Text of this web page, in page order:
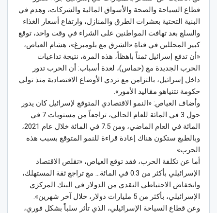
قطاع السياحة والصحة والأسواق المالية والشركات، وهدم في
البنية التحتية بعشرات الطرق والمنازل، وارتفاع أسعار الغذاء
والسلع بعد تهافت المواطنين على الشراء في وقت واحد، توقع
كبير المحللين في قناة «الشرق مع بلومبرغ»، هشام العياص،
«أن تدفع إسرائيل ثمناً باهظاً، هذه المرة، نتيجة تداعيات
الحرب الجديدة مع (حماس)، لعدة أسباب: أن الحرب تدور
داخل إسرائيل، بالتزامن مع تردي الأوضاع الاقتصادية منذ تولي
حكومة نتنياهو مقاليد الأمور».
وأضاف العياص: «النمو الاقتصادي المتوقع لإسرائيل كان يدور
حول 3 في المائة للعام الحالي، تراجعاً من مستويات 7 في
المائة في العام الماضي، ومن 7.5 في المائة خلال عام 2021،
وبالطبع ستكون هناك إعادة قراءة للنمو المتوقع بسبب هذه
الحرب».
أما عن تكلفة الحرب، فقد توقع العياص، «تقلص الاقتصاد
الإسرائيلي بأكثر من 0.3 في المائة… مع تراجع ثقة المستهلك،
وانخفاض الاحتياطي النقدي من الدولار في البنك المركزي
الإسرائيلي، بأكثر من 5 مليارات دولار، خلال آخر شهرين».
وعن قطاع السياحة الإسرائيلي، الذي تأثر سلباً بشكل فوري،